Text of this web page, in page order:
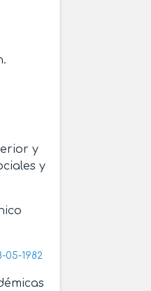
y
y
05-1982